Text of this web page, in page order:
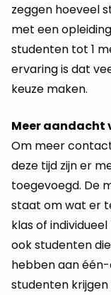
zeggen hoeveel
met een
studenten tot 1
ervaring is dat
keuze maken.
Meer aandacht
Om meer
deze tijd zijn er
toegevoegd. De
staat om wat er
klas of
ook studenten
hebben aan
studenten